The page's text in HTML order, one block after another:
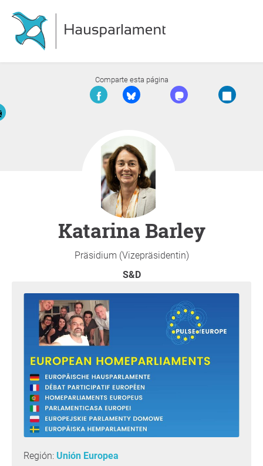
Comparte esta página
Katarina Barley
Präsidium (Vizepräsidentin)
S&D
Región: Unión Europea